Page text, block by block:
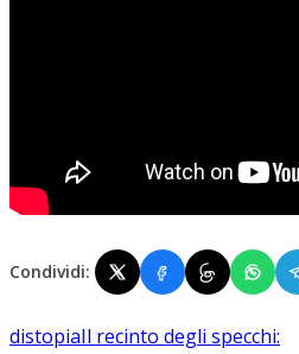
Condividi:
distopiaIl recinto degli specchi: